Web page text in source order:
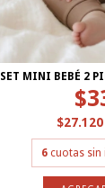
SET MINI BEBÉ 2
$27.120
6 cuotas sin